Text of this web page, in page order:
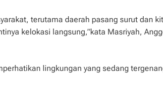
terutama daerah pasang surut dan
kelokasi langsung,”kata Masriyah,
lingkungan yang sedang